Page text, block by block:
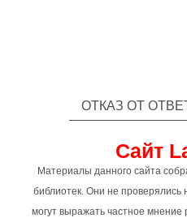
ОТКАЗ ОТ
Сайт
Материалы данного сайта
библиотек. Они не проверялись
могут выражать частное мнение